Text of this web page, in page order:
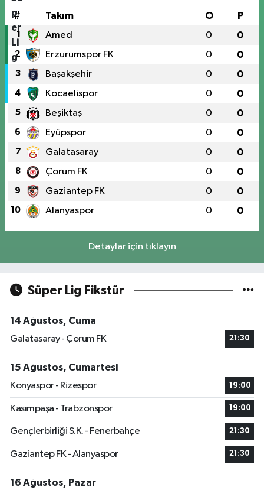
# Takım O P
1 Amed 0 0
2 Erzurumspor FK 0 0
3 Başakşehir 0 0
4 Kocaelispor 0 0
5 Beşiktaş 0 0
6 Eyüpspor 0 0
7 Galatasaray 0 0
8 Çorum FK 0 0
9 Gaziantep FK 0 0
10 Alanyaspor 0 0
Detaylar için tıklayın
Süper Lig Fikstür
14 Ağustos, Cuma
Galatasaray - Çorum FK
21:30
15 Ağustos, Cumartesi
Konyaspor - Rizespor
19:00
Kasımpaşa - Trabzonspor 19:00
Gençlerbirliği S.K. - Fenerbahçe 21:30
Gaziantep FK - Alanyaspor 21:30
16 Ağustos, Pazar